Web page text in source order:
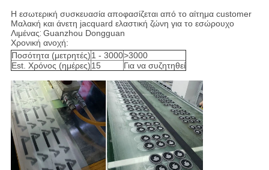
Η εσωτερική συσκευασία αποφασίζεται από το αίτημα customer
Μαλακή και άνετη jacquard ελαστική ζώνη για το εσώρουχο
Λιμένας: Guanzhou Dongguan
Χρονική ανοχή:
Ποσότητα (μετρητές)1 - 3000>3000
Est. Χρόνος (ημέρες)15 Για να συζητηθεί